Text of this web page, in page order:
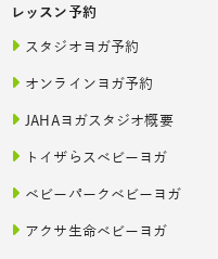
レッスン予約
スタジオヨガ予約
オンラインヨガ予約
JAHAヨガスタジオ概要
トイザらスベビーヨガ
ベビーパークベビーヨガ
アクサ生命ベビーヨガ